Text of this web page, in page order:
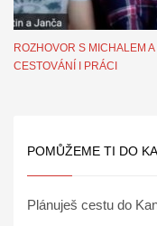
ROZHOVOR S MICHALEM
CESTOVÁNÍ I PRÁCI
POMŮŽEME TI DO
Plánuješ cestu do